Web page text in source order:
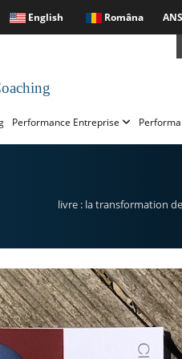
English
Româna
Performance Entreprise
livre : la transformation